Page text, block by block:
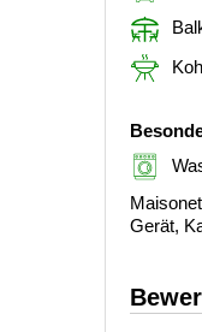
Gerät,